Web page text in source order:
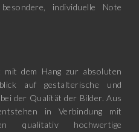
individuelle Note
dem Hang zur absoluten
auf gestalterische und
der Qualität der Bilder. Aus
in Verbindung mit
qualitativ hochwertige